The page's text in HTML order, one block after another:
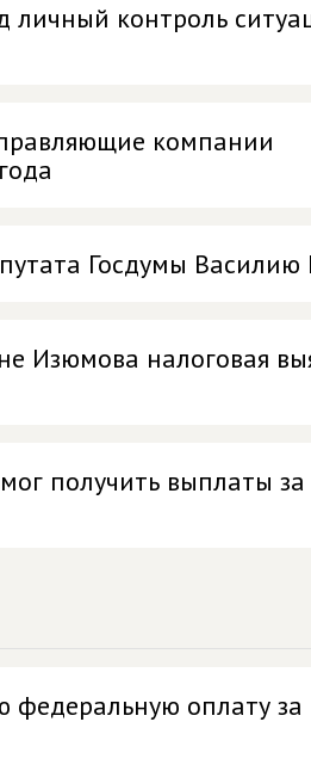
личный контроль
компании
Госдумы
Изюмова налоговая
получить выплаты за
федеральную оплату за